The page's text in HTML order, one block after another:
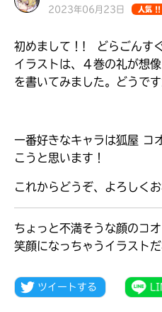
2023年06月23日 人気 !!
初めまして！! どらごんす
イラストは、４巻の礼が想
を書いてみました。どうです
一番好きなキャラは狐屋
こうと思います！
これからどうぞ、よろしく
ちょっと不満そうな顔のコ
笑顔になっちゃうイラストだ